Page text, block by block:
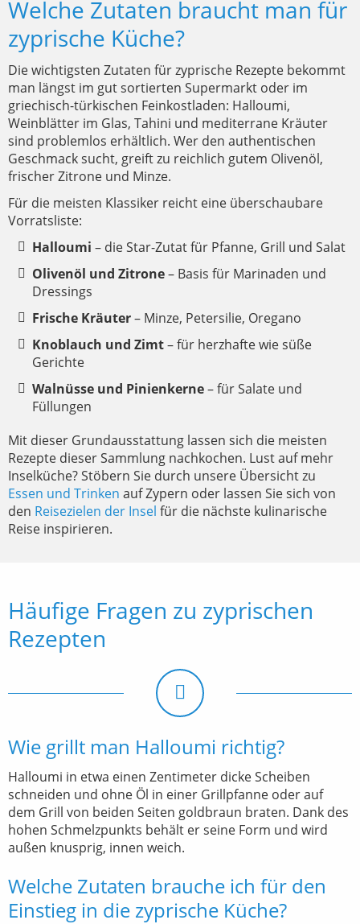
Welche Zutaten braucht man für
zyprische Küche?
Die wichtigsten Zutaten für zyprische Rezepte bekommt
man längst im gut sortierten Supermarkt oder im
griechisch-türkischen Feinkostladen: Halloumi,
Weinblätter im Glas, Tahini und mediterrane Kräuter
sind problemlos erhältlich. Wer den authentischen
Geschmack sucht, greift zu reichlich gutem Olivenöl,
frischer Zitrone und Minze.
Für die meisten Klassiker reicht eine überschaubare
Vorratsliste:
Halloumi – die Star-Zutat für Pfanne, Grill und Salat
Olivenöl und Zitrone– Basis für Marinaden und
Dressings
Frische Kräuter– Minze, Petersilie, Oregano
Knoblauch und Zimt– für herzhafte wie süße
Gerichte
Walnüsse und Pinienkerne– für Salate und
Füllungen
Mit dieser Grundausstattung lassen sich die meisten
Rezepte dieser Sammlung nachkochen. Lust auf mehr
Inselküche? Stöbern Sie durch unsere Übersicht zu
Essen und Trinken auf Zypern oder lassen Sie sich von
den Reisezielen der Insel für die nächste kulinarische
Reise inspirieren.
Häufige Fragen zu zyprischen
Rezepten
Wie grillt man Halloumi richtig?
Halloumi in etwa einen Zentimeter dicke Scheiben
schneiden und ohne Öl in einer Grillpfanne oder auf
dem Grill von beiden Seiten goldbraun braten. Dank des
hohen Schmelzpunkts behält er seine Form und wird
außen knusprig, innen weich.
Welche Zutaten brauche ich für den
Einstieg in die zyprische Küche?